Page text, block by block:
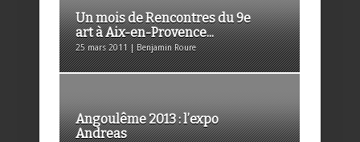
Un mois de Rencontres du 9e
art à Aix-en-Provence...
25 mars 2011 | Benjamin Roure
Angoulême 2013 : l’expo
Andreas